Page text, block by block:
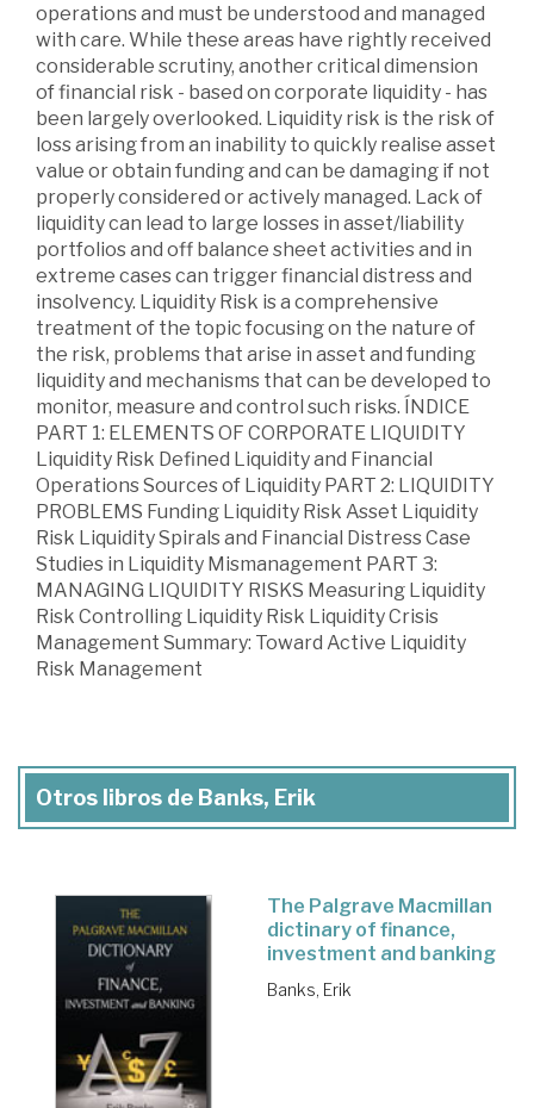
operations and must be understood and managed
with care. While these areas have rightly received
considerable scrutiny, another critical dimension
of financial risk - based on corporate liquidity - has
been largely overlooked. Liquidity risk is the risk of
loss arising from an inability to quickly realise asset
value or obtain funding and can be damaging if not
properly considered or actively managed. Lack of
liquidity can lead to large losses in asset/liability
portfolios and off balance sheet activities and in
extreme cases can trigger financial distress and
insolvency. Liquidity Risk is a comprehensive
treatment of the topic focusing on the nature of
the risk, problems that arise in asset and funding
liquidity and mechanisms that can be developed to
monitor, measure and control such risks. ÍNDICE
PART 1: ELEMENTS OF CORPORATE LIQUIDITY
Liquidity Risk Defined Liquidity and Financial
Operations Sources of Liquidity PART 2: LIQUIDITY
PROBLEMS Funding Liquidity Risk Asset Liquidity
Risk Liquidity Spirals and Financial Distress Case
Studies in Liquidity Mismanagement PART 3:
MANAGING LIQUIDITY RISKS Measuring Liquidity
Risk Controlling Liquidity Risk Liquidity Crisis
Management Summary: Toward Active Liquidity
Risk Management
Otros libros de Banks, Erik
The Palgrave Macmillan
dictinary of finance,
investment and banking
Banks, Erik